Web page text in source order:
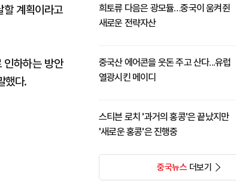
할 계획이라고
인하하는 방안
했다.
희토류 다음은 광모듈…중국이 움켜쥔
새로운 전략자산
중국산 에어콘을 웃돈 주고 산다...유럽
열광시킨 메이디
스티븐 로치 '과거의 홍콩'은 끝났지만
'새로운 홍콩'은 진행중
중국뉴스더보기